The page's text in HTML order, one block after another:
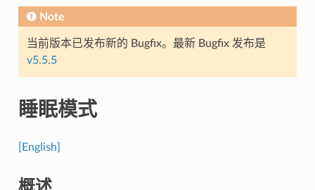
Note
当前版本已发布新的 Bugfix。最新 Bugfix 发布是
v5.5.5
睡眠模式
[English]